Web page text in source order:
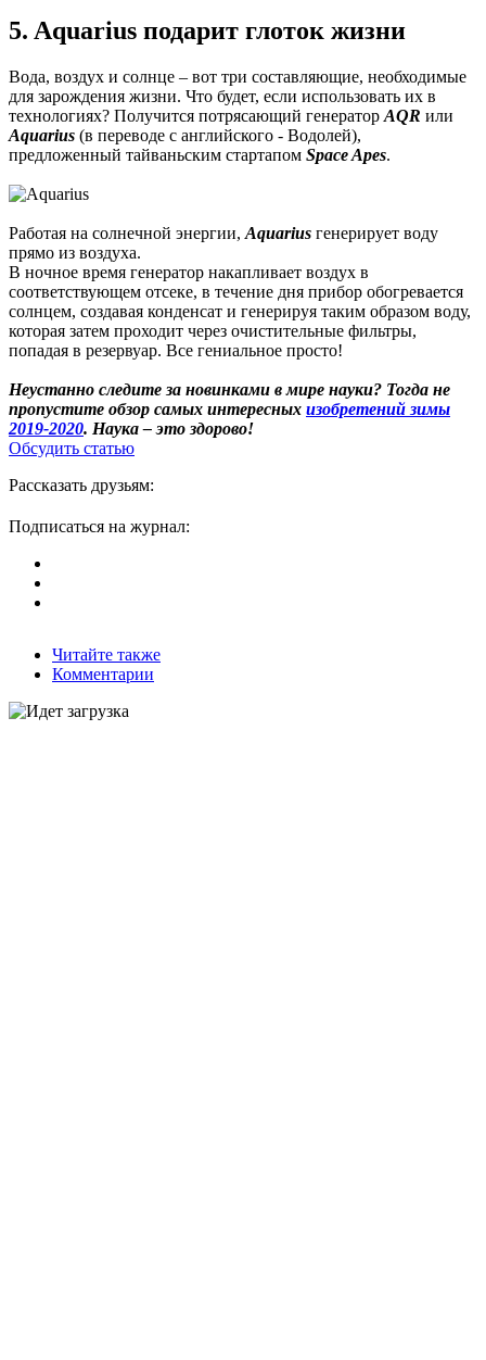
5. Aquarius подарит глоток жизни
Вода, воздух и солнце – вот три составляющие, необходимые
для зарождения жизни. Что будет, если использовать их в
технологиях? Получится потрясающий генератор AQR или
Aquarius (в переводе с английского - Водолей),
предложенный тайваньским стартапом Space Apes.
Работая на солнечной энергии, Aquarius генерирует воду
прямо из воздуха.
В ночное время генератор накапливает воздух в
соответствующем отсеке, в течение дня прибор обогревается
солнцем, создавая конденсат и генерируя таким образом воду,
которая затем проходит через очистительные фильтры,
попадая в резервуар. Все гениальное просто!
Неустанно следите за новинками в мире науки? Тогда не
пропустите обзор самых интересных изобретений зимы
2019-2020. Наука – это здорово!
Обсудить статью
Рассказать друзьям:
Подписаться на журнал:
Читайте также
Комментарии